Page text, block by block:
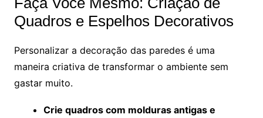
Quadros e Espelhos Decorativos
Personalizar a decoração das paredes é uma
maneira criativa de transformar o ambiente sem
gastar muito.
Crie quadros com molduras antigas e